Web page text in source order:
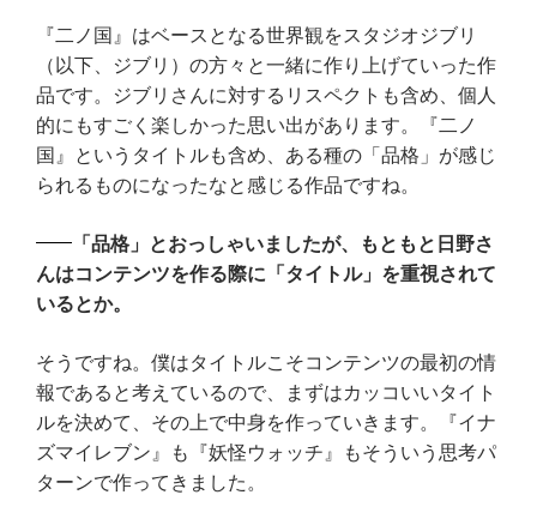
『二ノ国』はベースとなる世界観をスタジオジブリ
（以下、ジブリ）の方々と一緒に作り上げていった作
品です。ジブリさんに対するリスペクトも含め、個人
的にもすごく楽しかった思い出があります。『二ノ
国』というタイトルも含め、ある種の「品格」が感じ
られるものになったなと感じる作品ですね。
「品格」とおっしゃいましたが、もともと日野さ
んはコンテンツを作る際に「タイトル」を重視されて
いるとか。
そうですね。僕はタイトルこそコンテンツの最初の情
報であると考えているので、まずはカッコいいタイト
ルを決めて、その上で中身を作っていきます。『イナ
ズマイレブン』も『妖怪ウォッチ』もそういう思考パ
ターンで作ってきました。